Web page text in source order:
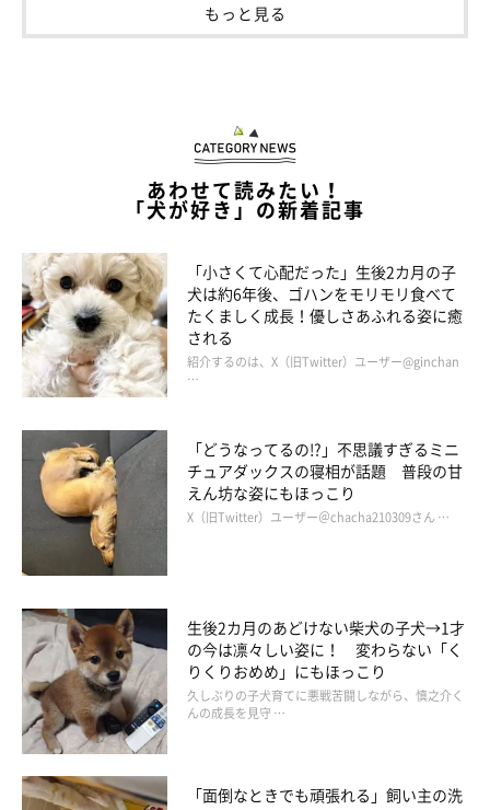
もっと見る
あわせて読みたい！
「犬が好き」の新着記事
「小さくて心配だった」生後2カ月の子
犬は約6年後、ゴハンをモリモリ食べて
たくましく成長！優しさあふれる姿に癒
される
紹介するのは、X（旧Twitter）ユーザー@ginchan
…
「どうなってるの!?」不思議すぎるミニ
チュアダックスの寝相が話題 普段の甘
えん坊な姿にもほっこり
X（旧Twitter）ユーザー＠chacha210309さん …
生後2カ月のあどけない柴犬の子犬→1才
の今は凛々しい姿に！ 変わらない「く
りくりおめめ」にもほっこり
久しぶりの子犬育てに悪戦苦闘しながら、慎之介く
んの成長を見守 …
「面倒なときでも頑張れる」飼い主の洗